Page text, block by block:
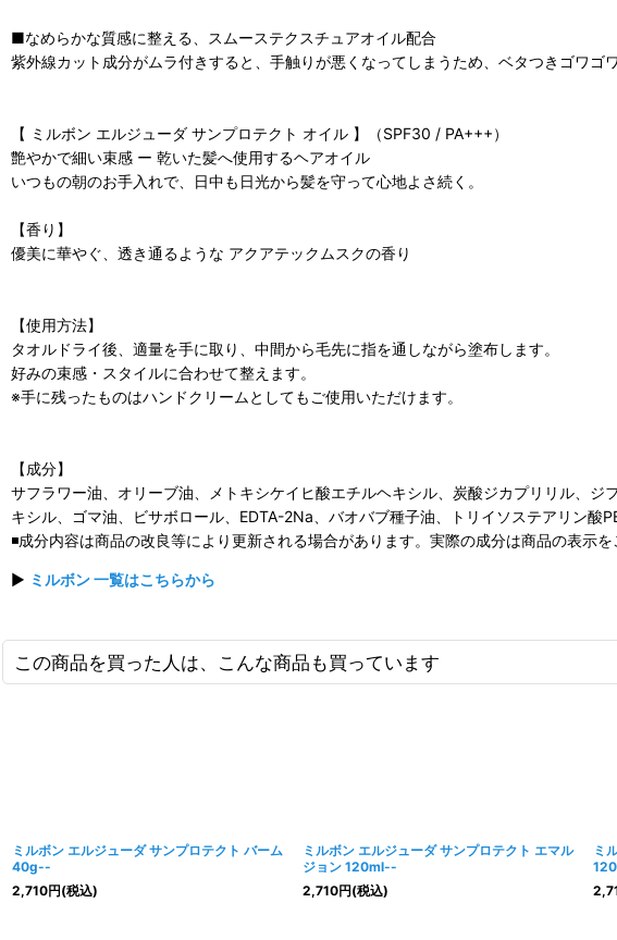
■なめらかな質感に整える、スムーステクスチュアオイル配合
紫外線カット成分がムラ付きすると、手触りが悪くなってしまうため、ベタつきゴワゴ
【 ミルボン エルジューダ サンプロテクト オイル 】（SPF30 / PA+++）
艶やかで細い束感 ー 乾いた髪へ使用するヘアオイル
いつもの朝のお手入れで、日中も日光から髪を守って心地よさ続く。
【香り】
優美に華やぐ、透き通るような アクアテックムスクの香り
【使用方法】
タオルドライ後、適量を手に取り、中間から毛先に指を通しながら塗布します。
好みの束感・スタイルに合わせて整えます。
※手に残ったものはハンドクリームとしてもご使用いただけます。
【成分】
サフラワー油、オリーブ油、メトキシケイヒ酸エチルヘキシル、炭酸ジカプリリル、
キシル、ゴマ油、ビサボロール、EDTA-2Na、バオバブ種子油、トリイソステアリン
◾️成分内容は商品の改良等により更新される場合があります。実際の成分は商品の表示を
▶ ミルボン 一覧はこちらから
この商品を買った人は、こんな商品も買っています
ミルボン エルジューダ サンプロテクト バーム
40g--
2,710円(税込)
ミルボン エルジューダ サンプロテクト エマル
ジョン 120ml--
2,710円(税込)
ミ